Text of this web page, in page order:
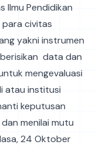
Ilmu Pendidikan
para civitas
yakni instrumen
data dan
mengevaluasi
atau institusi
keputusan
menilai mutu
24 Oktober